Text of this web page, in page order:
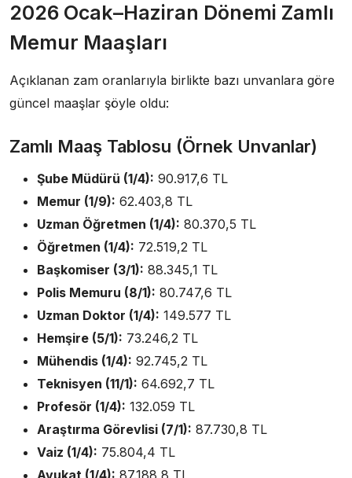
2026 Ocak–Haziran Dönemi Zamlı
Memur Maaşları
Açıklanan zam oranlarıyla birlikte bazı unvanlara göre
güncel maaşlar şöyle oldu:
Zamlı Maaş Tablosu (Örnek Unvanlar)
Şube Müdürü (1/4): 90.917,6 TL
Memur (1/9): 62.403,8 TL
Uzman Öğretmen (1/4): 80.370,5 TL
Öğretmen (1/4): 72.519,2 TL
Başkomiser (3/1): 88.345,1 TL
Polis Memuru (8/1): 80.747,6 TL
Uzman Doktor (1/4): 149.577 TL
Hemşire (5/1): 73.246,2 TL
Mühendis (1/4): 92.745,2 TL
Teknisyen (11/1): 64.692,7 TL
Profesör (1/4): 132.059 TL
Araştırma Görevlisi (7/1): 87.730,8 TL
Vaiz (1/4): 75.804,4 TL